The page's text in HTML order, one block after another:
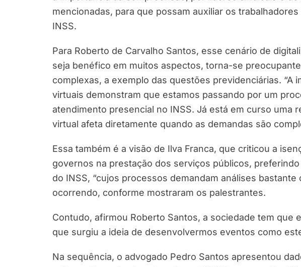
mencionadas, para que possam auxiliar os
INSS.
Para Roberto de Carvalho Santos, esse cenário de
seja benéfico em muitos aspectos, torna-se
complexas, a exemplo das questões previdenciárias. “A
virtuais demonstram que estamos passando por um
atendimento presencial no INSS. Já está em curso uma
virtual afeta diretamente quando as demandas são
Essa também é a visão de Ilva Franca, que criticou a
governos na prestação dos serviços públicos,
do INSS, “cujos processos demandam análises bastante
ocorrendo, conforme mostraram os palestrantes.
Contudo, afirmou Roberto Santos, a sociedade tem que
que surgiu a ideia de desenvolvermos eventos como
Na sequência, o advogado Pedro Santos apresentou